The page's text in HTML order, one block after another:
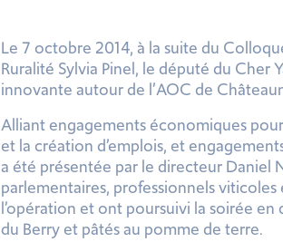
Le 7 octobre 2014, à la suite du
Ruralité Sylvia Pinel, le député du
innovante autour de l’AOC de
Alliant engagements économiques
et la création d’emplois, et
a été présentée par le directeur Daniel
parlementaires, professionnels
l’opération et ont poursuivi la soirée
du Berry et pâtés au pomme de terre.